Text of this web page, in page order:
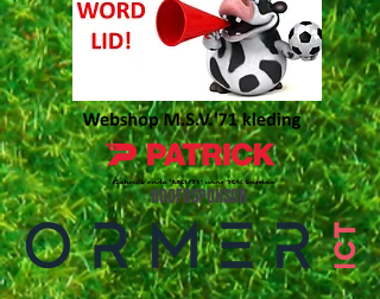
HOOFDSPONSOR